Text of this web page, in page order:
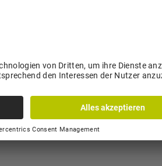
angehängt werden.
und